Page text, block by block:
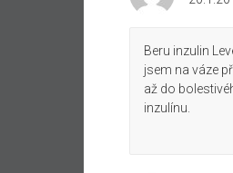
Beru inzulin
jsem na váze
až do
inzulínu.